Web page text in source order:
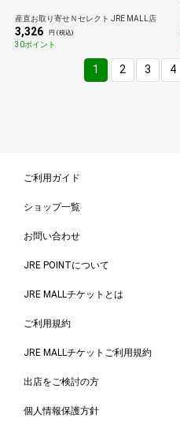
産直お取り寄せＮセレクト JRE MALL店
3,326 円 (税込)
30ポイント
1 2 3 4
ご利用ガイド
ショップ一覧
お問い合わせ
JRE POINTについて
JRE MALLチケットとは
ご利用規約
JRE MALLチケットご利用規約
出店をご検討の方
個人情報保護方針